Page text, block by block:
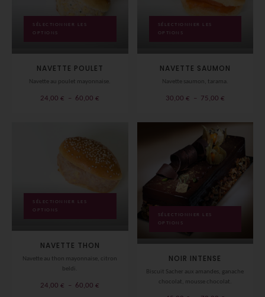
SÉLECTIONNER LES
OPTIONS
NAVETTE POULET
Navette au poulet mayonnaise.
24,00€ – 60,00€
à
60,00 €
SÉLECTIONNER LES
OPTIONS
NAVETTE SAUMON
Navette saumon, tarama.
30,00 € – 75,00 €Plage
prix :
75,00 €
SÉLECTIONNER LES
OPTIONS
NAVETTE THON
Navette au thon mayonnaise, citron
beldi.
24,00€ – 60,00€
SÉLECTIONNER LES
OPTIONS
NOIR INTENSE
Biscuit Sacher aux amandes, ganache
chocolat, mousse chocolat.